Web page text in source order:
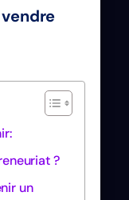
vendre
?
un